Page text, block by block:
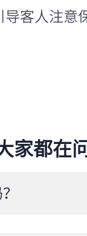
客人注意
家都在